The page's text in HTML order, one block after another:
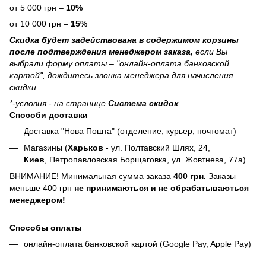
от 5 000 грн – 10%
от 10 000 грн – 15%
Скидка будет задействована в содержимом корзины
после подтверждения менеджером заказа, если Вы
выбрали форму оплаты – "онлайн-оплата банковской
картой", дождитесь звонка менеджера для начисления
скидки.
*-условия - на странице Система скидок
Способи доставки
Доставка "Нова Пошта" (отделение, курьер, почтомат)
Магазины (Харьков - ул. Полтавский Шлях, 24,
Киев , Петропавловская Борщаговка, ул. Жовтнева, 77а)
ВНИМАНИЕ! Минимальная сумма заказа 400 грн. Заказы
меньше 400 грн не принимаються и не обрабатываються
менеджером!
Способы оплаты
онлайн-оплата банковской картой (Google Pay, Apple Pay)